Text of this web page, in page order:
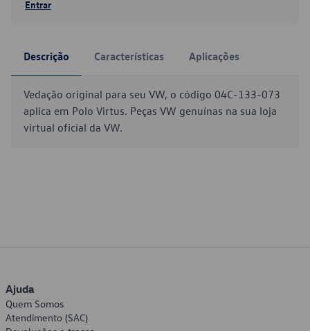
Entrar
Descrição Características Aplicações
Vedação original para seu VW, o código 04C-133-073
aplica em Polo Virtus. Peças VW genuínas na sua loja
virtual oficial da VW.
Ajuda
Quem Somos
Atendimento (SAC)